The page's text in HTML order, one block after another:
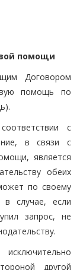
помощи
Договором
помощь по
с
в связи с
является
обеих
по своему
случае, если
запрос, не
другой